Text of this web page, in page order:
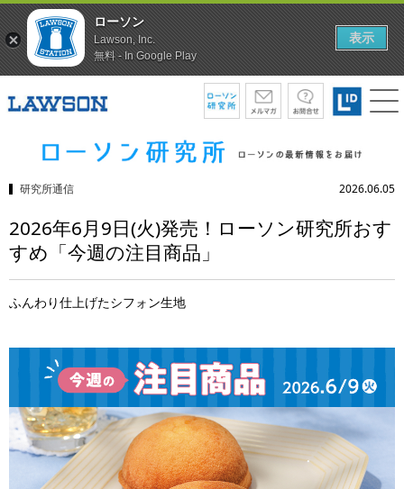
研究所通信 2026.06.05
2026年6月9日(火)発売！ローソン研究所おす
すめ「今週の注目商品」
ふんわり仕上げたシフォン生地
ローソン
Lawson, Inc.
無料 - In Google Play
表示